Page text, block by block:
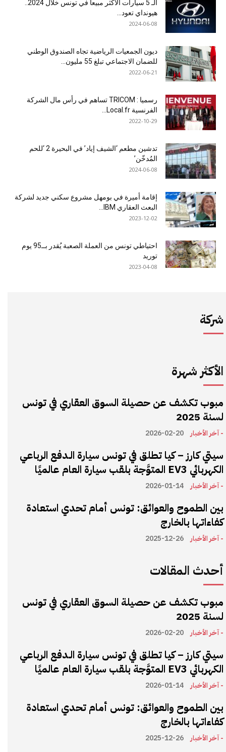
هيونداي تعود...
2024-06-08
ديون الجمعيات الرياضية تجاه الصندوق الوطني
للضمان الاجتماعي تبلغ 55 مليون...
2022-06-21
رسميا : TRICOM تساهم في رأس مال الشركة
الفرنسية Local.fr...
2022-10-29
تدشين مطعم ‘الشيف إياد’ في البحيرة 2 ‘للحم
المُدخّن’
2024-06-08
إقامة أميرة في بومهل مشروع سكني جديد لشركة
البعث العقاري IBM...
2023-12-02
احتياطي تونس من العملة الصعبة يُقدر بــ95 يوم
توريد
2023-04-08
شركة
الأكثر شهرة
مبوب تكشف عن حصيلة السوق العقاري في تونس
لسنة 2025
- آخر الأخبار 2026-02-20
سيتي كارز – كيا تطلق في تونس سيارة الـدفع الرباعي
الكهربائي EV3 المتوَّجة بلقب سيارة العام عالميًا
- آخر الأخبار 2026-01-14
بين الطموح والعوائق: تونس أمام تحدي استعادة
كفاءاتها بالخارج
- آخر الأخبار 2025-12-26
أحدث المقالات
مبوب تكشف عن حصيلة السوق العقاري في تونس
لسنة 2025
- آخر الأخبار 2026-02-20
سيتي كارز – كيا تطلق في تونس سيارة الـدفع الرباعي
الكهربائي EV3 المتوَّجة بلقب سيارة العام عالميًا
- آخر الأخبار 2026-01-14
بين الطموح والعوائق: تونس أمام تحدي استعادة
كفاءاتها بالخارج
- آخر الأخبار 2025-12-26